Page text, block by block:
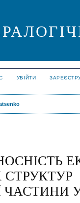
УВІЙТИ
СТРУКТУР
ЧАСТИНИ